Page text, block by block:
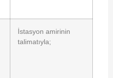
İstasyon amirinin
talimatıyla;